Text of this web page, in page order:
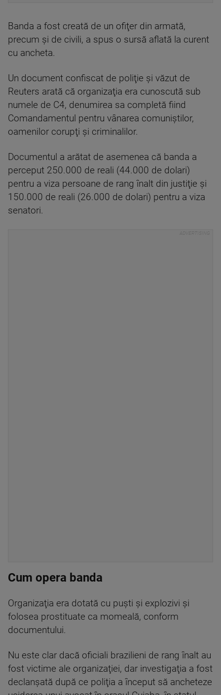
Banda a fost creată de un ofiţer din armată,
precum şi de civili, a spus o sursă aflată la curent
cu ancheta.
Un document confiscat de poliţie şi văzut de
Reuters arată că organizaţia era cunoscută sub
numele de C4, denumirea sa completă fiind
Comandamentul pentru vânarea comuniştilor,
oamenilor corupţi şi criminalilor.
Documentul a arătat de asemenea că banda a
perceput 250.000 de reali (44.000 de dolari)
pentru a viza persoane de rang înalt din justiţie şi
150.000 de reali (26.000 de dolari) pentru a viza
senatori.
Cum opera banda
Organizaţia era dotată cu puşti şi explozivi şi
folosea prostituate ca momeală, conform
documentului.
Nu este clar dacă oficiali brazilieni de rang înalt au
fost victime ale organizaţiei, dar investigaţia a fost
declanşată după ce poliţia a început să ancheteze